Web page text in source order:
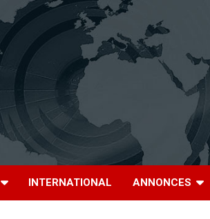
INTERNATIONAL ANNONCES